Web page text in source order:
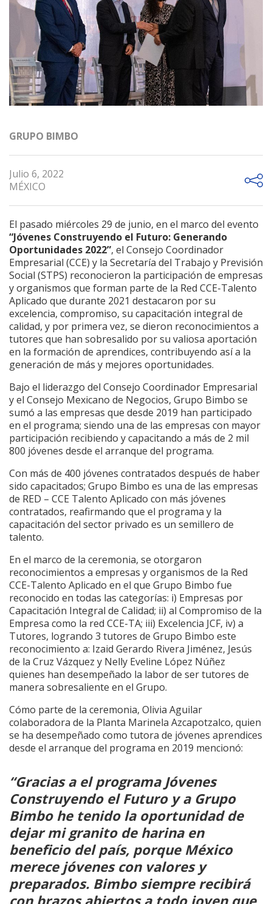
GRUPO BIMBO
Julio 6, 2022
MÉXICO
El pasado miércoles 29 de junio, en el marco del evento
“Jóvenes Construyendo el Futuro: Generando
Oportunidades 2022”, el Consejo Coordinador
Empresarial (CCE) y la Secretaría del Trabajo y Previsión
Social (STPS) reconocieron la participación de empresas
y organismos que forman parte de la Red CCE-Talento
Aplicado que durante 2021 destacaron por su
excelencia, compromiso, su capacitación integral de
calidad, y por primera vez, se dieron reconocimientos a
tutores que han sobresalido por su valiosa aportación
en la formación de aprendices, contribuyendo así a la
generación de más y mejores oportunidades.
Bajo el liderazgo del Consejo Coordinador Empresarial
y el Consejo Mexicano de Negocios, Grupo Bimbo se
sumó a las empresas que desde 2019 han participado
en el programa; siendo una de las empresas con mayor
participación recibiendo y capacitando a más de 2 mil
800 jóvenes desde el arranque del programa.
Con más de 400 jóvenes contratados después de haber
sido capacitados; Grupo Bimbo es una de las empresas
de RED – CCE Talento Aplicado con más jóvenes
contratados, reafirmando que el programa y la
capacitación del sector privado es un semillero de
talento.
En el marco de la ceremonia, se otorgaron
reconocimientos a empresas y organismos de la Red
CCE-Talento Aplicado en el que Grupo Bimbo fue
reconocido en todas las categorías: i) Empresas por
Capacitación Integral de Calidad; ii) al Compromiso de la
Empresa como la red CCE-TA; iii) Excelencia JCF, iv) a
Tutores, logrando 3 tutores de Grupo Bimbo este
reconocimiento a: Izaid Gerardo Rivera Jiménez, Jesús
de la Cruz Vázquez y Nelly Eveline López Núñez
quienes han desempeñado la labor de ser tutores de
manera sobresaliente en el Grupo.
Cómo parte de la ceremonia, Olivia Aguilar
colaboradora de la Planta Marinela Azcapotzalco, quien
se ha desempeñado como tutora de jóvenes aprendices
desde el arranque del programa en 2019 mencionó:
“Gracias a el programa Jóvenes
Construyendo el Futuro y a Grupo
Bimbo he tenido la oportunidad de
dejar mi granito de harina en
beneficio del país, porque México
merece jóvenes con valores y
preparados. Bimbo siempre recibirá
con brazos abiertos a todo joven que